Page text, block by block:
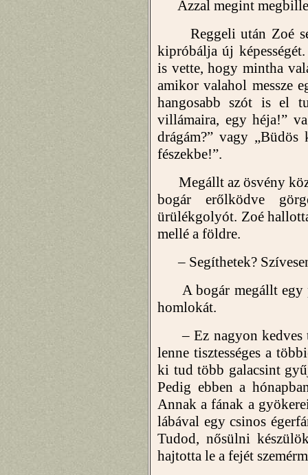
Azzal megint
Reggeli után Zoé
kipróbálja új
is vette, hogy mintha
amikor valahol messze
hangosabb szót is el
villámaira, egy héja!”
drágám?” vagy
fészekbe!”.
Megállt az ösvény
bogár erőlködve
ürülékgolyót. Zoé
mellé a földre.
– Segíthetek?
A bogár megállt egy
homlokát.
– Ez nagyon kedves
lenne tisztességes a
ki tud több galacsint
Pedig ebben a
Annak a fának a
lábával egy csinos
Tudod, nősülni
hajtotta le a fejét